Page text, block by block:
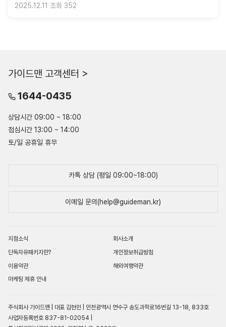
2025.12.11 조회 352
가이드맨 고객센터 >
1644-0435
상담시간 09:00 ~ 18:00
점심시간 13:00 ~ 14:00
토/일 공휴일 휴무
카톡 상담 (평일 09:00~18:00)
이메일 문의(help@guideman.kr)
지점소식
회사소개
단독자유패키지란?
개인정보취급방침
이용약관
해외여행약관
마케팅 제휴 안내
주식회사 가이드맨 | 대표 김현민 | 인천광역시 연수구 송도과학로16번길 13-18, 833호
사업자등록번호 837-81-02054 |